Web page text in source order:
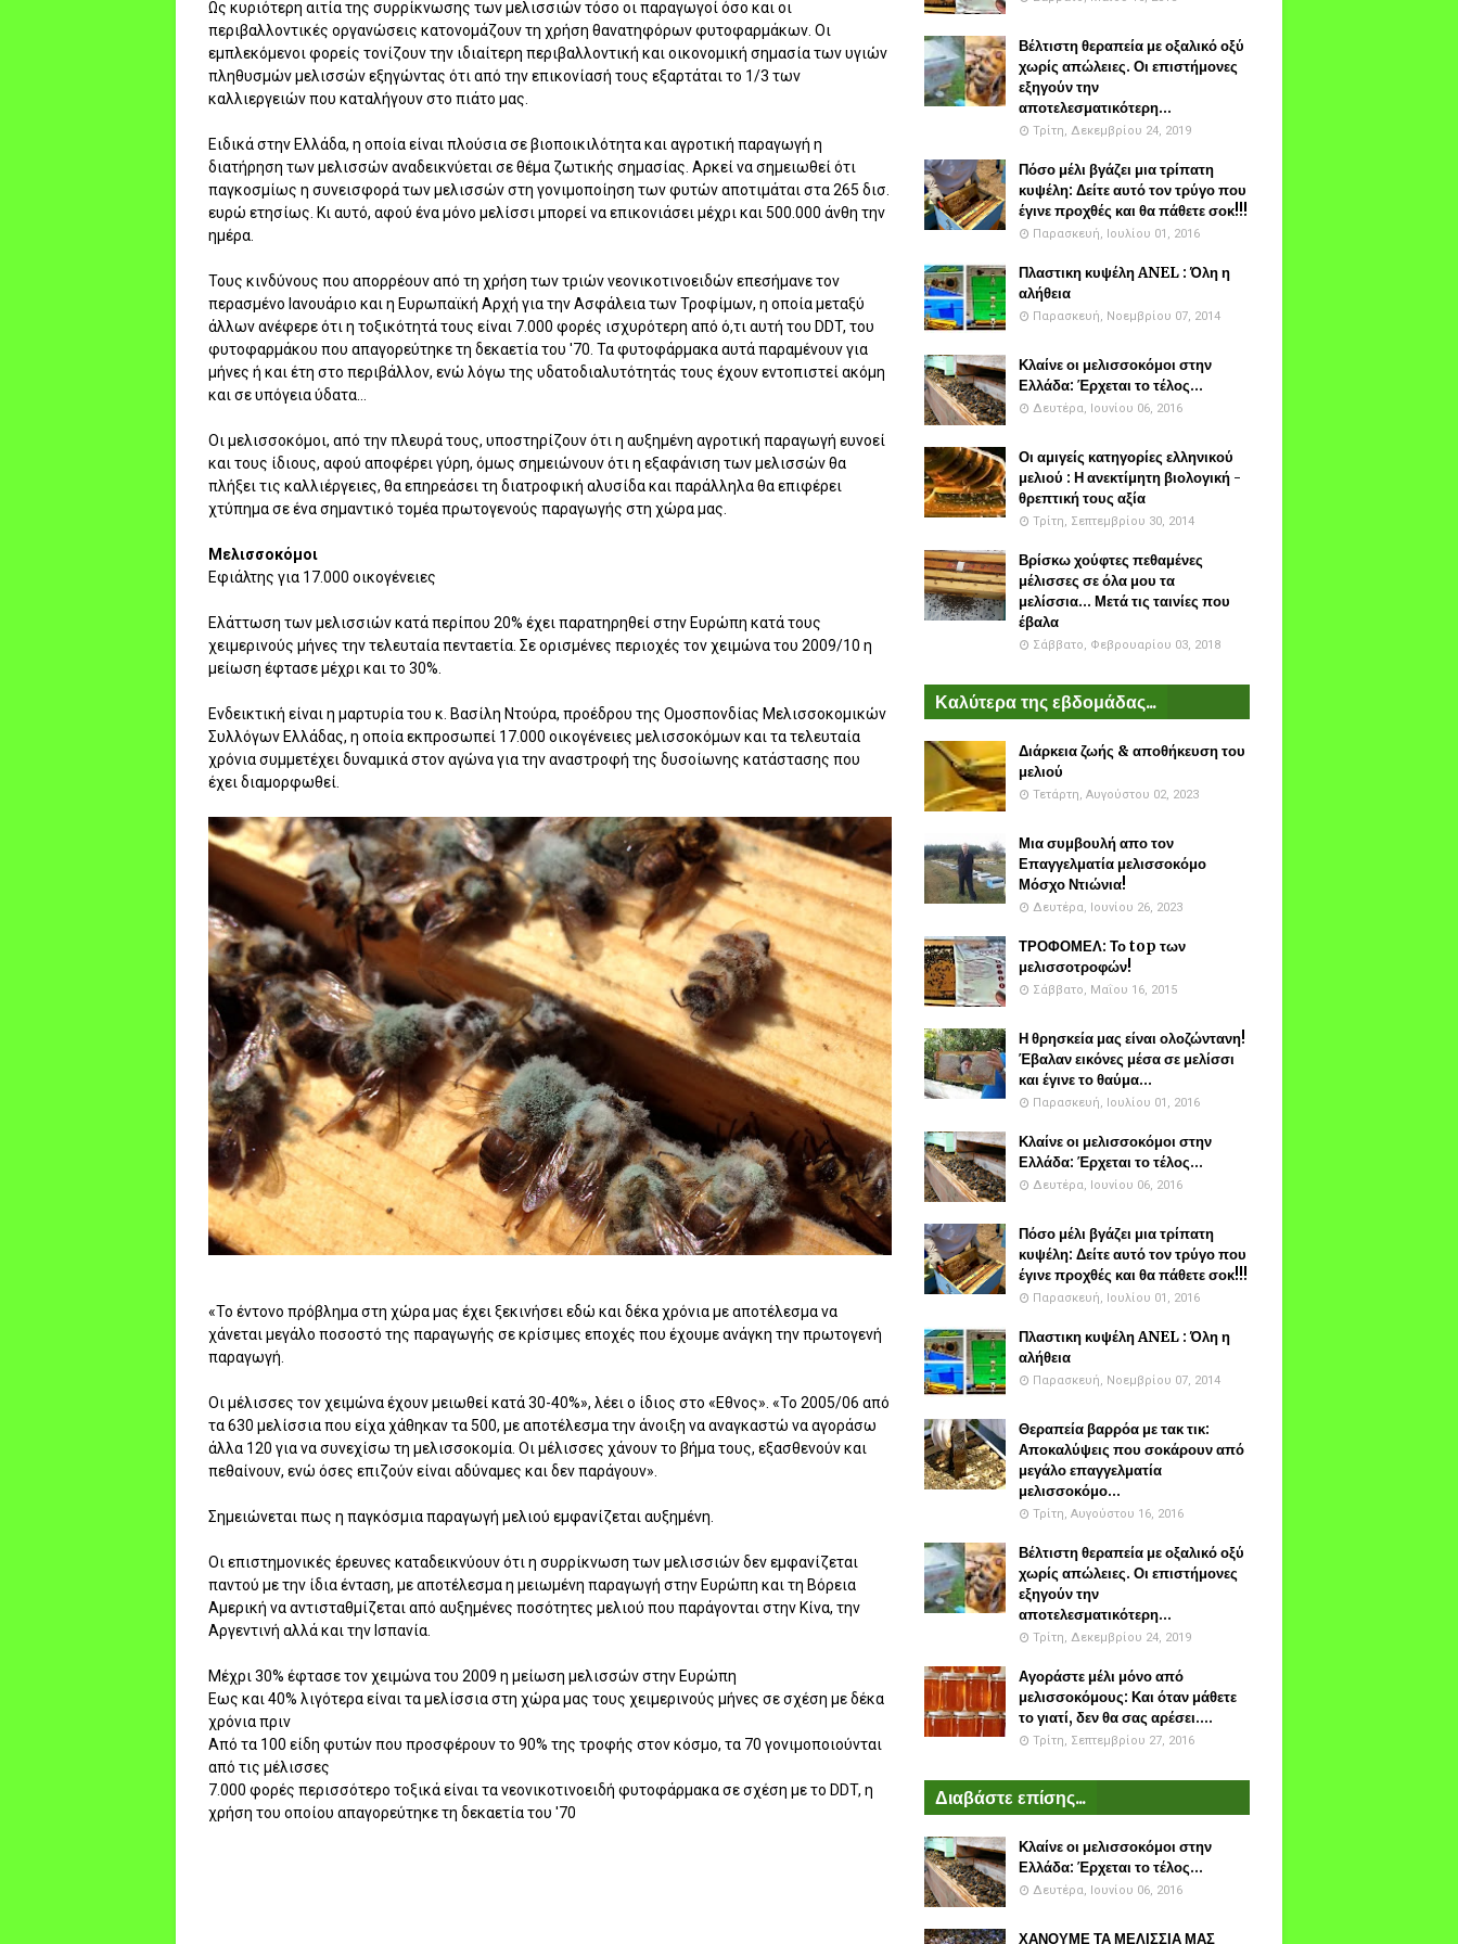
Ως κυριότερη αιτία της συρρίκνωσης των μελισσιών τόσο οι παραγωγοί όσο και οι
περιβαλλοντικές οργανώσεις κατονομάζουν τη χρήση θανατηφόρων φυτοφαρμάκων. Οι
εμπλεκόμενοι φορείς τονίζουν την ιδιαίτερη περιβαλλοντική και οικονομική σημασία των υγιών
πληθυσμών μελισσών εξηγώντας ότι από την επικονίασή τους εξαρτάται το 1/3 των
καλλιεργειών που καταλήγουν στο πιάτο μας.
Ειδικά στην Ελλάδα, η οποία είναι πλούσια σε βιοποικιλότητα και αγροτική παραγωγή η
διατήρηση των μελισσών αναδεικνύεται σε θέμα ζωτικής σημασίας. Αρκεί να σημειωθεί ότι
παγκοσμίως η συνεισφορά των μελισσών στη γονιμοποίηση των φυτών αποτιμάται στα 265 δισ.
ευρώ ετησίως. Κι αυτό, αφού ένα μόνο μελίσσι μπορεί να επικονιάσει μέχρι και 500.000 άνθη την
ημέρα.
Τους κινδύνους που απορρέουν από τη χρήση των τριών νεονικοτινοειδών επεσήμανε τον
περασμένο Ιανουάριο και η Ευρωπαϊκή Αρχή για την Ασφάλεια των Τροφίμων, η οποία μεταξύ
άλλων ανέφερε ότι η τοξικότητά τους είναι 7.000 φορές ισχυρότερη από ό,τι αυτή του DDT, του
φυτοφαρμάκου που απαγορεύτηκε τη δεκαετία του '70. Τα φυτοφάρμακα αυτά παραμένουν για
μήνες ή και έτη στο περιβάλλον, ενώ λόγω της υδατοδιαλυτότητάς τους έχουν εντοπιστεί ακόμη
και σε υπόγεια ύδατα...
Οι μελισσοκόμοι, από την πλευρά τους, υποστηρίζουν ότι η αυξημένη αγροτική παραγωγή ευνοεί
και τους ίδιους, αφού αποφέρει γύρη, όμως σημειώνουν ότι η εξαφάνιση των μελισσών θα
πλήξει τις καλλιέργειες, θα επηρεάσει τη διατροφική αλυσίδα και παράλληλα θα επιφέρει
χτύπημα σε ένα σημαντικό τομέα πρωτογενούς παραγωγής στη χώρα μας.
Μελισσοκόμοι
Εφιάλτης για 17.000 οικογένειες
Ελάττωση των μελισσιών κατά περίπου 20% έχει παρατηρηθεί στην Ευρώπη κατά τους
χειμερινούς μήνες την τελευταία πενταετία. Σε ορισμένες περιοχές τον χειμώνα του 2009/10 η
μείωση έφτασε μέχρι και το 30%.
Ενδεικτική είναι η μαρτυρία του κ. Βασίλη Ντούρα, προέδρου της Ομοσπονδίας Μελισσοκομικών
Συλλόγων Ελλάδας, η οποία εκπροσωπεί 17.000 οικογένειες μελισσοκόμων και τα τελευταία
χρόνια συμμετέχει δυναμικά στον αγώνα για την αναστροφή της δυσοίωνης κατάστασης που
έχει διαμορφωθεί.
«Το έντονο πρόβλημα στη χώρα μας έχει ξεκινήσει εδώ και δέκα χρόνια με αποτέλεσμα να
χάνεται μεγάλο ποσοστό της παραγωγής σε κρίσιμες εποχές που έχουμε ανάγκη την πρωτογενή
παραγωγή.
Οι μέλισσες τον χειμώνα έχουν μειωθεί κατά 30-40%», λέει ο ίδιος στο «Εθνος». «Το 2005/06 από
τα 630 μελίσσια που είχα χάθηκαν τα 500, με αποτέλεσμα την άνοιξη να αναγκαστώ να αγοράσω
άλλα 120 για να συνεχίσω τη μελισσοκομία. Οι μέλισσες χάνουν το βήμα τους, εξασθενούν και
πεθαίνουν, ενώ όσες επιζούν είναι αδύναμες και δεν παράγουν».
Σημειώνεται πως η παγκόσμια παραγωγή μελιού εμφανίζεται αυξημένη.
Οι επιστημονικές έρευνες καταδεικνύουν ότι η συρρίκνωση των μελισσιών δεν εμφανίζεται
παντού με την ίδια ένταση, με αποτέλεσμα η μειωμένη παραγωγή στην Ευρώπη και τη Βόρεια
Αμερική να αντισταθμίζεται από αυξημένες ποσότητες μελιού που παράγονται στην Κίνα, την
Αργεντινή αλλά και την Ισπανία.
Μέχρι 30% έφτασε τον χειμώνα του 2009 η μείωση μελισσών στην Ευρώπη
Εως και 40% λιγότερα είναι τα μελίσσια στη χώρα μας τους χειμερινούς μήνες σε σχέση με δέκα
χρόνια πριν
Από τα 100 είδη φυτών που προσφέρουν το 90% της τροφής στον κόσμο, τα 70 γονιμοποιούνται
από τις μέλισσες
7.000 φορές περισσότερο τοξικά είναι τα νεονικοτινοειδή φυτοφάρμακα σε σχέση με το DDT, η
χρήση του οποίου απαγορεύτηκε τη δεκαετία του '70
Βέλτιστη θεραπεία με οξαλικό οξύ
χωρίς απώλειες. Οι επιστήμονες
εξηγούν την
αποτελεσματικότερη...
Τρίτη, Δεκεμβρίου 24, 2019
Πόσο μέλι βγάζει μια τρίπατη
κυψέλη: Δείτε αυτό τον τρύγο που
έγινε προχθές και θα πάθετε σοκ!!!
Παρασκευή, Ιουλίου 01, 2016
Πλαστικη κυψέλη ANEL : Όλη η
αλήθεια
Παρασκευή, Νοεμβρίου 07, 2014
Κλαίνε οι μελισσοκόμοι στην
Ελλάδα: Έρχεται το τέλος...
Δευτέρα, Ιουνίου 06, 2016
Οι αμιγείς κατηγορίες ελληνικού
μελιού : Η ανεκτίμητη βιολογική -
θρεπτική τους αξία
Τρίτη, Σεπτεμβρίου 30, 2014
Βρίσκω χούφτες πεθαμένες
μέλισσες σε όλα μου τα
μελίσσια... Μετά τις ταινίες που
έβαλα
Σάββατο, Φεβρουαρίου 03, 2018
Καλύτερα της εβδομάδας...
Διάρκεια ζωής & αποθήκευση του
μελιού
Τετάρτη, Αυγούστου 02, 2023
Μια συμβουλή απο τον
Επαγγελματία μελισσοκόμο
Μόσχο Ντιώνια!
Δευτέρα, Ιουνίου 26, 2023
ΤΡΟΦΟΜΕΛ: Το top των
μελισσοτροφών!
Σάββατο, Μαΐου 16, 2015
Η θρησκεία μας είναι ολοζώντανη!
Έβαλαν εικόνες μέσα σε μελίσσι
και έγινε το θαύμα...
Παρασκευή, Ιουλίου 01, 2016
Κλαίνε οι μελισσοκόμοι στην
Ελλάδα: Έρχεται το τέλος...
Δευτέρα, Ιουνίου 06, 2016
Πόσο μέλι βγάζει μια τρίπατη
κυψέλη: Δείτε αυτό τον τρύγο που
έγινε προχθές και θα πάθετε σοκ!!!
Παρασκευή, Ιουλίου 01, 2016
Πλαστικη κυψέλη ANEL : Όλη η
αλήθεια
Παρασκευή, Νοεμβρίου 07, 2014
Θεραπεία βαρρόα με τακ τικ:
Αποκαλύψεις που σοκάρουν από
μεγάλο επαγγελματία
μελισσοκόμο...
Τρίτη, Αυγούστου 16, 2016
Βέλτιστη θεραπεία με οξαλικό οξύ
χωρίς απώλειες. Οι επιστήμονες
εξηγούν την
αποτελεσματικότερη...
Τρίτη, Δεκεμβρίου 24, 2019
Αγοράστε μέλι μόνο από
μελισσοκόμους: Και όταν μάθετε
το γιατί, δεν θα σας αρέσει....
Τρίτη, Σεπτεμβρίου 27, 2016
Διαβάστε επίσης...
Κλαίνε οι μελισσοκόμοι στην
Ελλάδα: Έρχεται το τέλος...
Δευτέρα, Ιουνίου 06, 2016
ΧΑΝΟΥΜΕ ΤΑ ΜΕΛΙΣΣΙΑ ΜΑΣ